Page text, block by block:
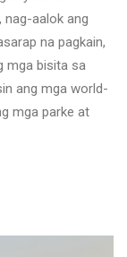
nag-aalok ang
na pagkain,
mga bisita sa
ang mga world-
mga parke at